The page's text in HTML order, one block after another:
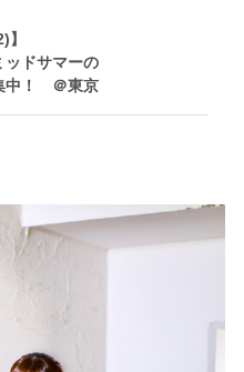
ッドサマーの
中！ ＠東京